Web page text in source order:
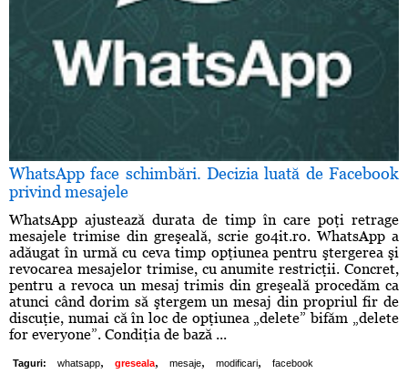
WhatsApp face schimbări. Decizia luată de Facebook
privind mesajele
WhatsApp ajustează durata de timp în care poţi retrage
mesajele trimise din greşeală, scrie go4it.ro. WhatsApp a
adăugat în urmă cu ceva timp opţiunea pentru ştergerea şi
revocarea mesajelor trimise, cu anumite restricţii. Concret,
pentru a revoca un mesaj trimis din greşeală procedăm ca
atunci când dorim să ştergem un mesaj din propriul fir de
discuţie, numai că în loc de opţiunea „delete” bifăm „delete
for everyone”. Condiţia de bază ...
Taguri: whatsapp, greseala, mesaje, modificari, facebook